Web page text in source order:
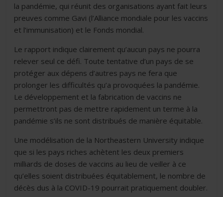
la pandémie, qui réunit des organisations ayant fait leurs
preuves comme Gavi (l’Alliance mondiale pour les vaccins
et l’immunisation) et le Fonds mondial.
Le rapport indique clairement qu’aucun pays ne pourra
relever seul ce défi. Toute tentative d’un pays de se
protéger aux dépens d’autres pays ne fera que
prolonger les difficultés qu’a provoquées la pandémie.
Le développement et la fabrication de vaccins ne
permettront pas de mettre rapidement un terme à la
pandémie s’ils ne sont distribués de manière équitable.
Une modélisation de la Northeastern University indique
que si les pays riches achètent les deux premiers
milliards de doses de vaccins au lieu de veiller à ce
qu’elles soient distribuées équitablement, le nombre de
décès dus à la COVID-19 pourrait pratiquement doubler.